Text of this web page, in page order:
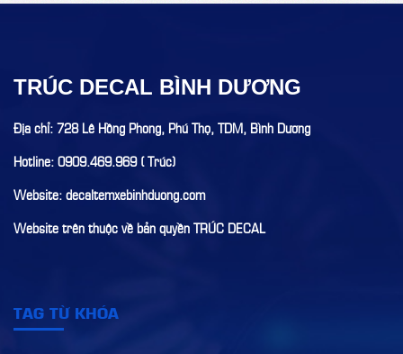
TRÚC DECAL BÌNH DƯƠNG
Địa chỉ: 728 Lê Hồng Phong, Phú Thọ, TDM, Bình Dương
Hotline: 0909.469.969 ( Trúc)
Website: decaltemxebinhduong.com
Website trên thuộc về bản quyền TRÚC DECAL
TAG TỪ KHÓA